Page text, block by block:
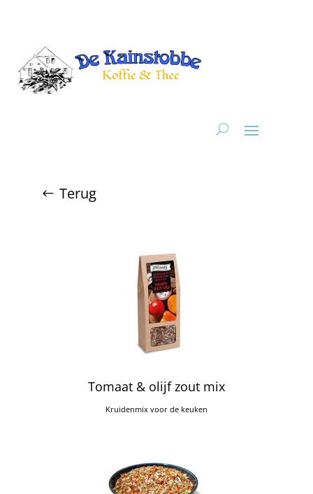
Terug
Tomaat & olijf zout mix
Kruidenmix voor de keuken